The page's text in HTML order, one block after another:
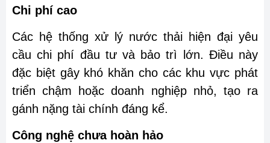
Chi phí cao
Các hệ thống xử lý nước thải hiện đại yêu
cầu chi phí đầu tư và bảo trì lớn. Điều này
đặc biệt gây khó khăn cho các khu vực phát
triển chậm hoặc doanh nghiệp nhỏ, tạo ra
gánh nặng tài chính đáng kể.
Công nghệ chưa hoàn hảo